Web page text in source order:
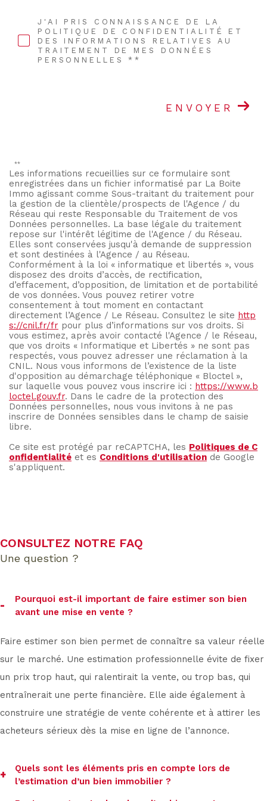
J'AI PRIS CONNAISSANCE DE LA
POLITIQUE DE CONFIDENTIALITÉ ET
DES INFORMATIONS RELATIVES AU
TRAITEMENT DE MES DONNÉES
PERSONNELLES **
ENVOYER
**
Les informations recueillies sur ce formulaire sont
enregistrées dans un fichier informatisé par La Boite
Immo agissant comme Sous-traitant du traitement pour
la gestion de la clientèle/prospects de l'Agence / du
Réseau qui reste Responsable du Traitement de vos
Données personnelles. La base légale du traitement
repose sur l'intérêt légitime de l'Agence / du Réseau.
Elles sont conservées jusqu'à demande de suppression
et sont destinées à l'Agence / au Réseau.
Conformément à la loi « informatique et libertés », vous
disposez des droits d’accès, de rectification,
d’effacement, d’opposition, de limitation et de portabilité
de vos données. Vous pouvez retirer votre
consentement à tout moment en contactant
directement l’Agence / Le Réseau. Consultez le site http
s://cnil.fr/fr pour plus d’informations sur vos droits. Si
vous estimez, après avoir contacté l'Agence / le Réseau,
que vos droits « Informatique et Libertés » ne sont pas
respectés, vous pouvez adresser une réclamation à la
CNIL. Nous vous informons de l’existence de la liste
d'opposition au démarchage téléphonique « Bloctel »,
sur laquelle vous pouvez vous inscrire ici : https://www.b
loctel.gouv.fr. Dans le cadre de la protection des
Données personnelles, nous vous invitons à ne pas
inscrire de Données sensibles dans le champ de saisie
libre.
Ce site est protégé par reCAPTCHA, les Politiques de C
onfidentialité et es Conditions d'utilisation de Google
s'appliquent.
CONSULTEZ NOTRE FAQ
une question ?
Pourquoi est-il important de faire estimer son bien
avant une mise en vente ?
Faire estimer son bien permet de connaître sa valeur réelle
sur le marché. Une estimation professionnelle évite de fixer
un prix trop haut, qui ralentirait la vente, ou trop bas, qui
entraînerait une perte financière. Elle aide également à
construire une stratégie de vente cohérente et à attirer les
acheteurs sérieux dès la mise en ligne de l’annonce.
Quels sont les éléments pris en compte lors de
l’estimation d’un bien immobilier ?